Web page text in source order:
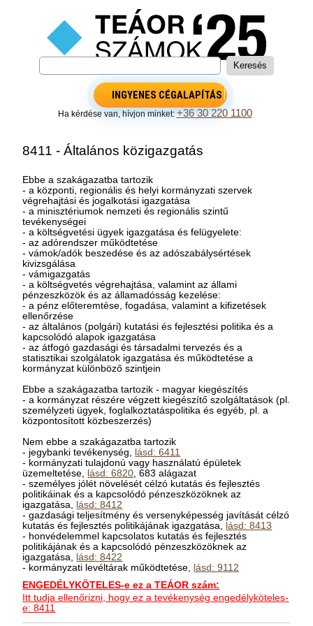
INGYENES CÉGALAPÍTÁS
Ha kérdése van, hívjon minket:+36 30 220 1100
8411 - Általános közigazgatás
Ebbe a szakágazatba tartozik
- a központi, regionális és helyi kormányzati szervek
végrehajtási és jogalkotási igazgatása
- a minisztériumok nemzeti és regionális szintű
tevékenységei
- a költségvetési ügyek igazgatása és felügyelete:
- az adórendszer működtetése
- vámok/adók beszedése és az adószabálysértések
kivizsgálása
- vámigazgatás
- a költségvetés végrehajtása, valamint az állami
pénzeszközök és az államadósság kezelése:
- a pénz előteremtése, fogadása, valamint a kifizetések
ellenőrzése
- az általános (polgári) kutatási és fejlesztési politika és a
kapcsolódó alapok igazgatása
- az átfogó gazdasági és társadalmi tervezés és a
statisztikai szolgálatok igazgatása és működtetése a
kormányzat különböző szintjein
Ebbe a szakágazatba tartozik - magyar kiegészítés
- a kormányzat részére végzett kiegészítő szolgáltatások (pl.
személyzeti ügyek, foglalkoztatáspolitika és egyéb, pl. a
központosított közbeszerzés)
Nem ebbe a szakágazatba tartozik
- jegybanki tevékenység, lásd: 6411
- kormányzati tulajdonú vagy használatú épületek
üzemeltetése, lásd: 6820 , 683 alágazat
- személyes jólét növelését célzó kutatás és fejlesztés
politikáinak és a kapcsolódó pénzeszközöknek az
igazgatása, lásd: 8412
- gazdasági teljesítmény és versenyképesség javítását célzó
kutatás és fejlesztés politikájának igazgatása, lásd: 8413
- honvédelemmel kapcsolatos kutatás és fejlesztés
politikájának és a kapcsolódó pénzeszközöknek az
igazgatása, lásd: 8422
- kormányzati levéltárak működtetése, lásd: 9112
ENGEDÉLYKÖTELES-e ez a TEÁOR szám:
Itt tudja ellenőrizni, hogy ez a tevékenység engedélyköteles-
e: 8411